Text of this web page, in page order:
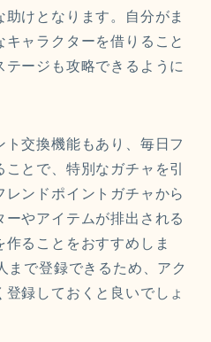
けとなります。自分がま
ャラクターを借りること
ージも攻略できるように
ト交換機能もあり、毎日フ
とで、特別なガチャを引
レンドポイントガチャから
ーやアイテムが排出される
ることをおすすめしま
まで登録できるため、アク
録しておくと良いでしょ